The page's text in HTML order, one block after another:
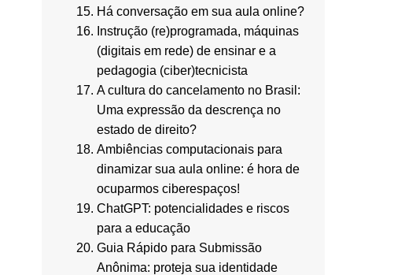
Há conversação em sua aula online?
Instrução (re)programada, máquinas
(digitais em rede) de ensinar e a
pedagogia (ciber)tecnicista
A cultura do cancelamento no Brasil:
Uma expressão da descrença no
estado de direito?
Ambiências computacionais para
dinamizar sua aula online: é hora de
ocuparmos ciberespaços!
ChatGPT: potencialidades e riscos
para a educação
Guia Rápido para Submissão
Anônima: proteja sua identidade